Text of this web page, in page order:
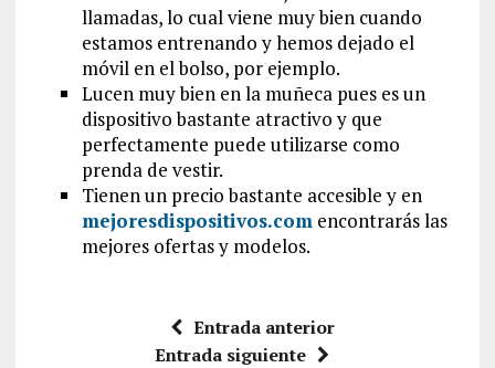
llamadas, lo cual viene muy bien cuando
estamos entrenando y hemos dejado el
móvil en el bolso, por ejemplo.
Lucen muy bien en la muñeca pues es un
dispositivo bastante atractivo y que
perfectamente puede utilizarse como
prenda de vestir.
Tienen un precio bastante accesible y en
mejoresdispositivos.com encontrarás las
mejores ofertas y modelos.
Entrada anterior
Entrada siguiente